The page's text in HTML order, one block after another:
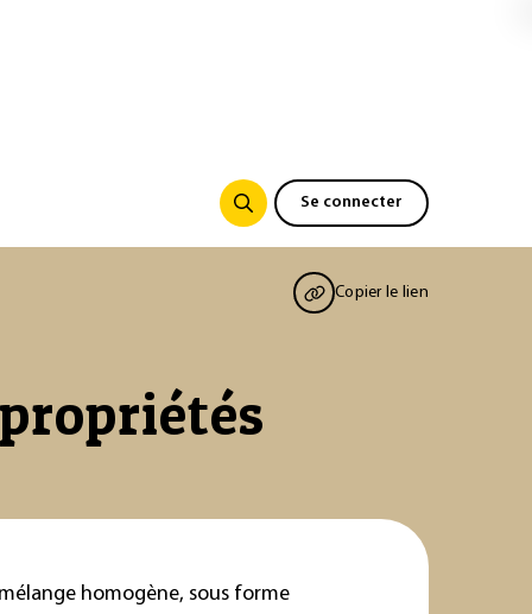
Se connecter
Copier le lien
homogène, sous forme